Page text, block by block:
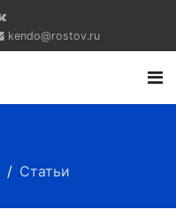
kendo@rostov.ru
Статьи